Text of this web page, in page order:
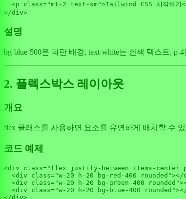
<p class="mt-2 text-sm">Tailwind CSS 시작하기
설명
bg-blue-500은 파란 배경, text-white는 흰색 텍스트,
2. 플렉스박스 레이아웃
개요
flex 클래스를 사용하면 요소를 유연하게 배치할 수
코드 예제
<div class="flex justify-between items-center
<div class="w-20 h-20 bg-red-400 rounded"></
<div class="w-20 h-20 bg-green-400 rounded">
<div class="w-20 h-20 bg-blue-400 rounded">